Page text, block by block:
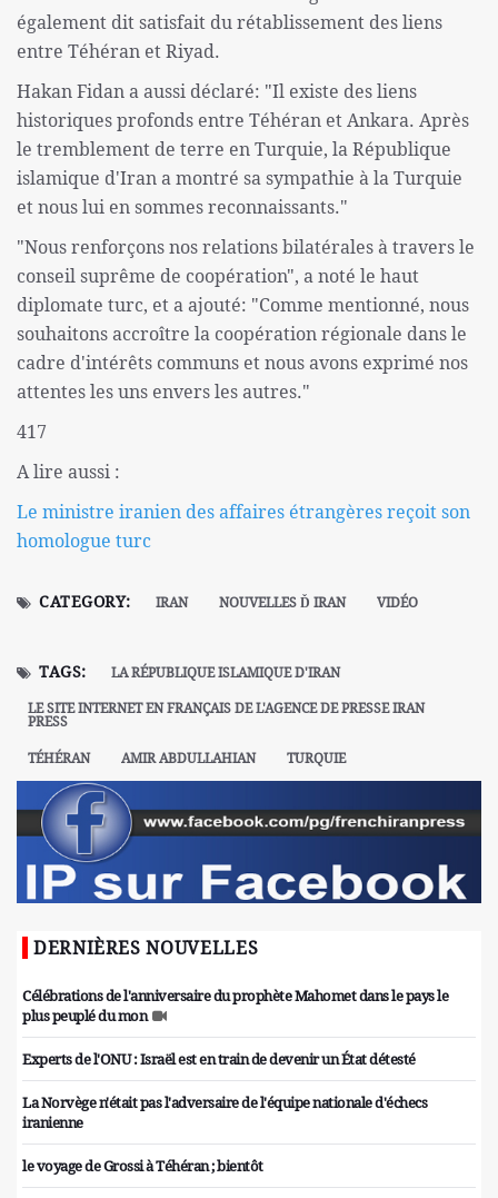
également dit satisfait du rétablissement des liens
entre Téhéran et Riyad.
Hakan Fidan a aussi déclaré: "Il existe des liens
historiques profonds entre Téhéran et Ankara. Après
le tremblement de terre en Turquie, la République
islamique d'Iran a montré sa sympathie à la Turquie
et nous lui en sommes reconnaissants."
"Nous renforçons nos relations bilatérales à travers le
conseil suprême de coopération", a noté le haut
diplomate turc, et a ajouté: "Comme mentionné, nous
souhaitons accroître la coopération régionale dans le
cadre d'intérêts communs et nous avons exprimé nos
attentes les uns envers les autres."
417
A lire aussi :
Le ministre iranien des affaires étrangères reçoit son
homologue turc
CATEGORY: IRAN NOUVELLES Ď IRAN VIDÉO
TAGS:
LA RÉPUBLIQUE ISLAMIQUE D'IRAN
LE SITE INTERNET EN FRANÇAIS DE L'AGENCE DE PRESSE IRAN
PRESS
TÉHÉRAN
AMIR ABDULLAHIAN TURQUIE
DERNIÈRES NOUVELLES
Célébrations de l'anniversaire du prophète Mahomet dans le pays le
plus peuplé du mon
Experts de l'ONU : Israël est en train de devenir un État détesté
La Norvège n'était pas l'adversaire de l'équipe nationale d'échecs
iranienne
le voyage de Grossi à Téhéran ; bientôt